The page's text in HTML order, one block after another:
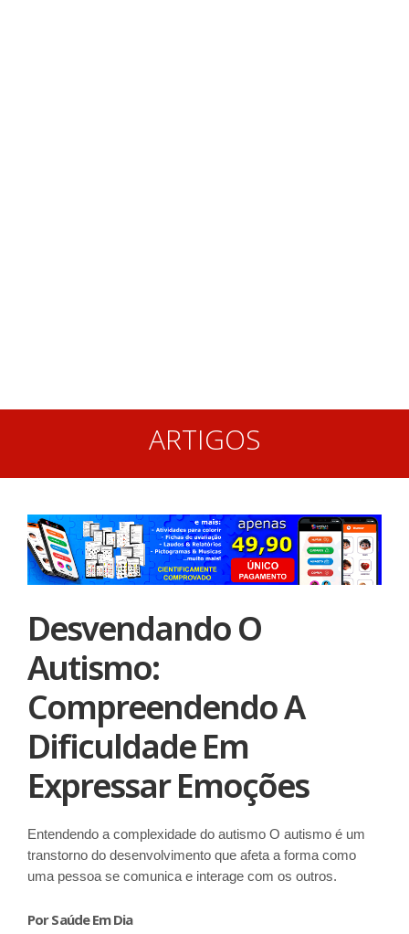
ARTIGOS
Desvendando O
Autismo:
Compreendendo A
Dificuldade Em
Expressar Emoções
Entendendo a complexidade do autismo O autismo é um
transtorno do desenvolvimento que afeta a forma como
uma pessoa se comunica e interage com os outros.
Por Saúde Em Dia